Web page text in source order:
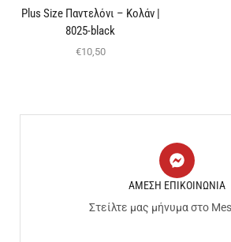
Plus Size Παντελόνι – Κολάν |
8025-black
€10,50
ΑΜΕΣΗ ΕΠΙΚΟΙΝΩΝΙΑ
Στείλτε μας μήνυμα στο